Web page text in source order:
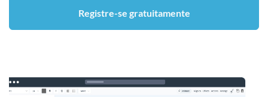
Registre-se gratuitamente